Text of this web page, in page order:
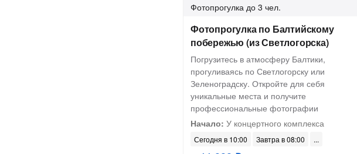
Фотопрогулка до 3 чел.
Фотопрогулка по Балтийскому
побережью (из Светлогорска)
Погрузитесь в атмосферу Балтики,
прогуливаясь по Светлогорску или
Зеленоградску. Откройте для себя
уникальные места и получите
профессиональные фотографии
Начало: У концертного комплекса
Сегодня в 10:00
Завтра в 08:00